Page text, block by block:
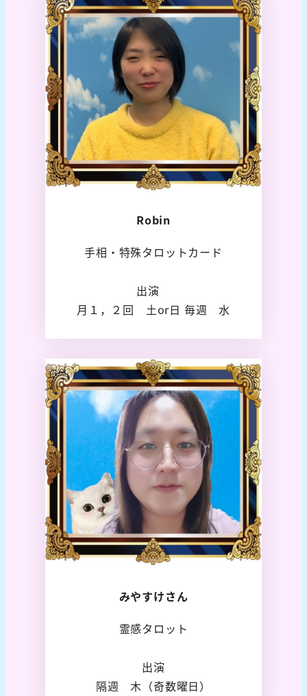
Robin
手相・特殊タロットカード
出演
月１，２回 土or日 毎週 水
みやすけさん
霊感タロット
出演
隔週 木（奇数曜日）